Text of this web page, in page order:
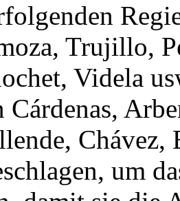
Trujillo,
Videla
Cárdenas,
um